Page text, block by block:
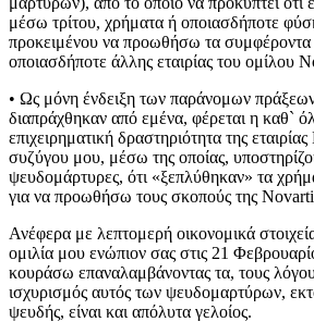
μέσω τρίτου, χρήματα ή οποιασδήποτε
προκειμένου να προωθήσω τα
οποιασδήποτε άλλης εταιρίας του ομίλου
• Ως μόνη ένδειξη των παράνομων
διαπράχθηκαν από εμένα, φέρεται η καθ`
επιχειρηματική δραστηριότητα της
συζύγου μου, μέσω της οποίας,
ψευδομάρτυρες, ότι «ξεπλύθηκαν» τα
για να προωθήσω τους σκοπούς της
Ανέφερα με λεπτομερή οικονομικά
ομιλία μου ενώπιον σας στις 21
κουράσω επαναλαμβάνοντας τα, τους
ισχυρισμός αυτός των ψευδομαρτύρων,
ψευδής, είναι και απόλυτα γελοίος.